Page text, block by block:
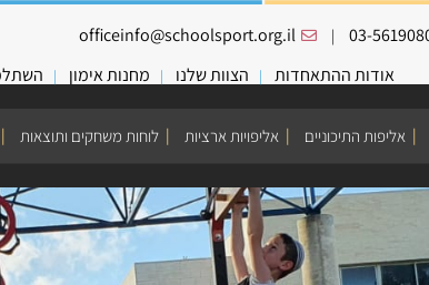
03-
|
officeinfo@schoolsport.org.il
אודות ההתאחדות
הצוות שלנו מחנות אימון
אליפות התיכוניים אליפויות ארציות לוחות משחקים ותוצאות